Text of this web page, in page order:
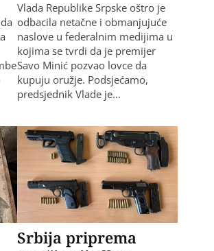
Vlada Republike Srpske oštro je
odbacila netačne i obmanjujuće
naslove u federalnim medijima u
kojima se tvrdi da je premijer
Savo Minić pozvao lovce da
kupuju oružje. Podsjećamo,
predsjednik Vlade je…
Srbija priprema